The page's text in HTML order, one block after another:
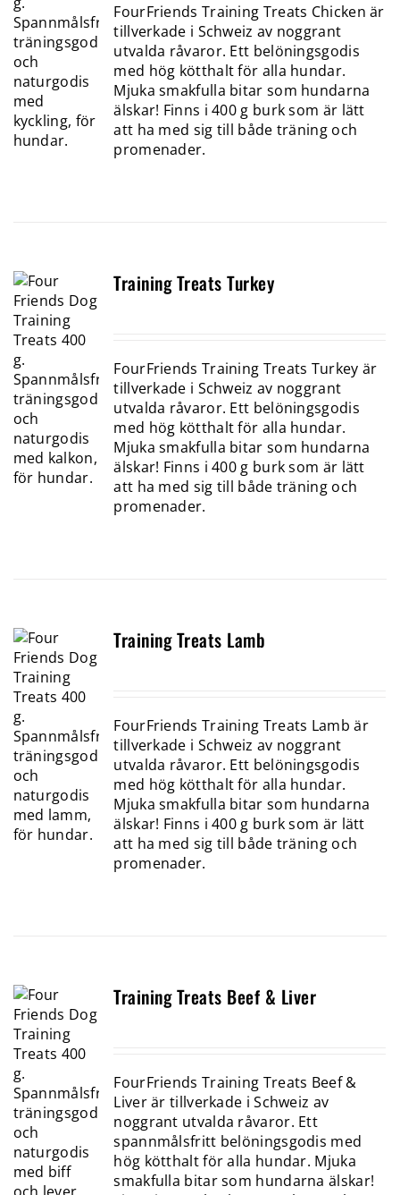
FourFriends Training Treats Chicken är
tillverkade i Schweiz av noggrant
utvalda råvaror. Ett belöningsgodis
med hög kötthalt för alla hundar.
Mjuka smakfulla bitar som hundarna
älskar! Finns i 400 g burk som är lätt
att ha med sig till både träning och
promenader.
Training Treats Turkey
FourFriends Training Treats Turkey är
tillverkade i Schweiz av noggrant
utvalda råvaror. Ett belöningsgodis
med hög kötthalt för alla hundar.
Mjuka smakfulla bitar som hundarna
älskar! Finns i 400 g burk som är lätt
att ha med sig till både träning och
promenader.
Training Treats Lamb
FourFriends Training Treats Lamb är
tillverkade i Schweiz av noggrant
utvalda råvaror. Ett belöningsgodis
med hög kötthalt för alla hundar.
Mjuka smakfulla bitar som hundarna
älskar! Finns i 400 g burk som är lätt
att ha med sig till både träning och
promenader.
Training Treats Beef & Liver
FourFriends Training Treats Beef &
Liver är tillverkade i Schweiz av
noggrant utvalda råvaror. Ett
spannmålsfritt belöningsgodis med
hög kötthalt för alla hundar. Mjuka
smakfulla bitar som hundarna älskar!